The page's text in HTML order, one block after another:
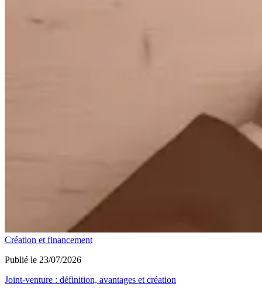
Création et financement
Publié le 23/07/2026
Joint-venture : définition, avantages et création